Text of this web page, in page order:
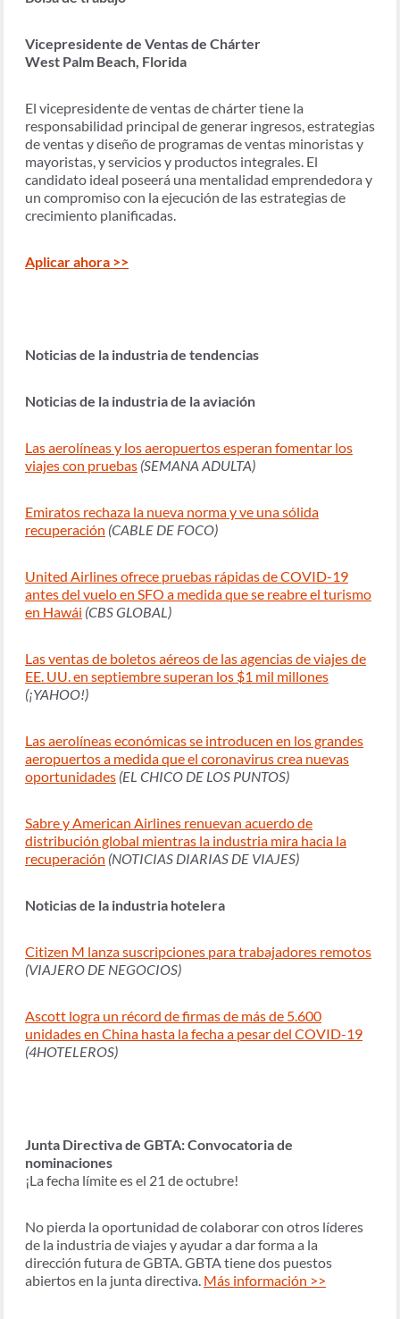
Vicepresidente de Ventas de Chárter
West Palm Beach, Florida
El vicepresidente de ventas de chárter tiene la
responsabilidad principal de generar ingresos, estrategias
de ventas y diseño de programas de ventas minoristas y
mayoristas, y servicios y productos integrales. El
candidato ideal poseerá una mentalidad emprendedora y
un compromiso con la ejecución de las estrategias de
crecimiento planificadas.
Aplicar ahora >>
Noticias de la industria de tendencias
Noticias de la industria de la aviación
Las aerolíneas y los aeropuertos esperan fomentar los
viajes con pruebas (SEMANA ADULTA)
Emiratos rechaza la nueva norma y ve una sólida
recuperación (CABLE DE FOCO)
United Airlines ofrece pruebas rápidas de COVID-19
antes del vuelo en SFO a medida que se reabre el turismo
en Hawái (CBS GLOBAL)
Las ventas de boletos aéreos de las agencias de viajes de
EE. UU. en septiembre superan los $1 mil millones
(¡YAHOO!)
Las aerolíneas económicas se introducen en los grandes
aeropuertos a medida que el coronavirus crea nuevas
oportunidades (EL CHICO DE LOS PUNTOS)
Sabre y American Airlines renuevan acuerdo de
distribución global mientras la industria mira hacia la
recuperación (NOTICIAS DIARIAS DE VIAJES)
Noticias de la industria hotelera
Citizen M lanza suscripciones para trabajadores remotos
(VIAJERO DE NEGOCIOS)
Ascott logra un récord de firmas de más de 5.600
unidades en China hasta la fecha a pesar del COVID-19
(4HOTELEROS)
Junta Directiva de GBTA: Convocatoria de
nominaciones
¡La fecha límite es el 21 de octubre!
No pierda la oportunidad de colaborar con otros líderes
de la industria de viajes y ayudar a dar forma a la
dirección futura de GBTA. GBTA tiene dos puestos
abiertos en la junta directiva. Más información >>